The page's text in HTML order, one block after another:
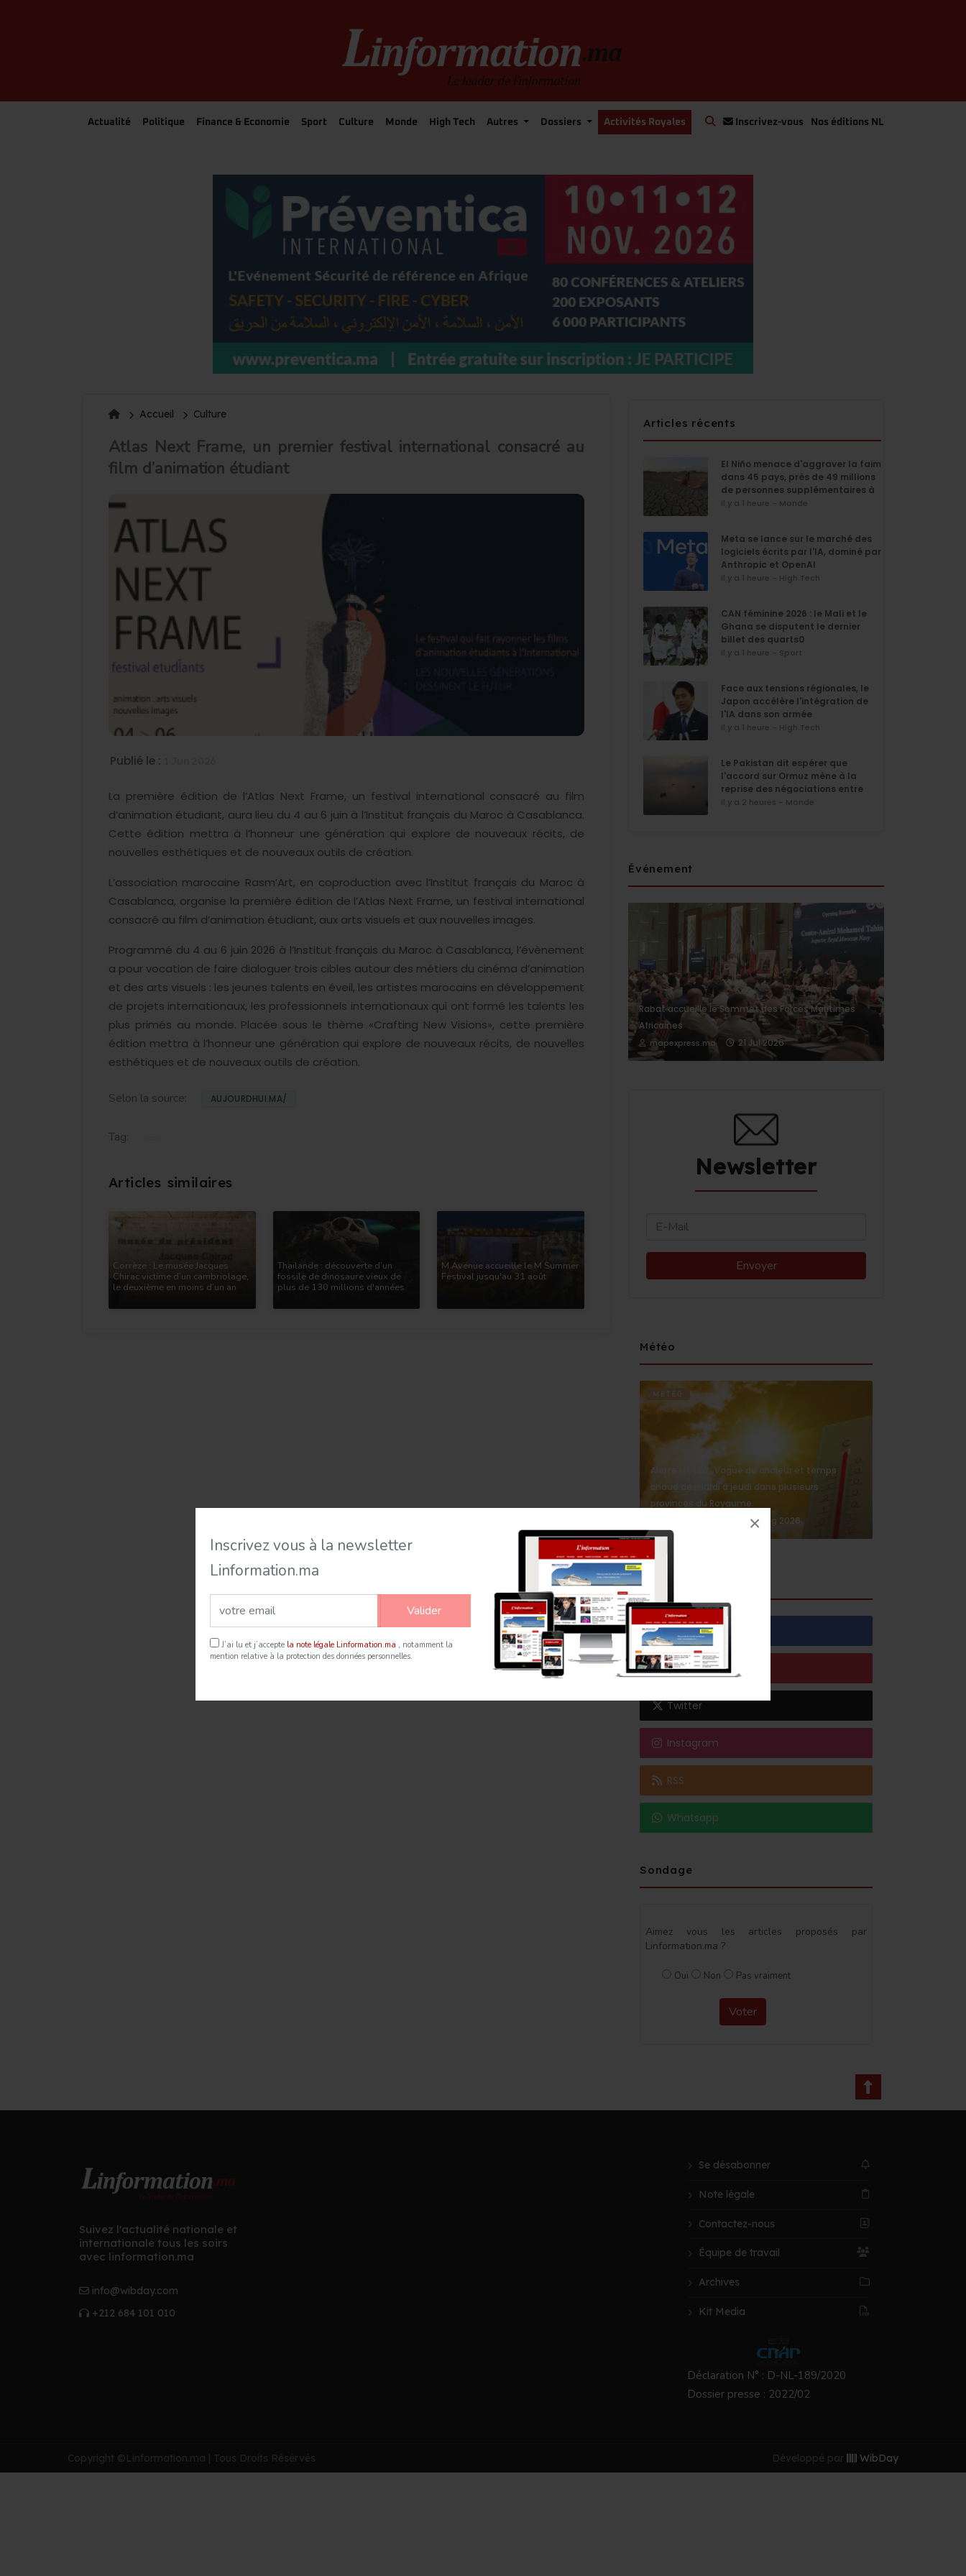
Inscrivez vous à la newsletter
Linformation.ma
Valider
J’ai lu et j’accepte la note légale Linformation.ma , notamment la
mention relative à la protection des données personnelles.
×
Actualité Politique Finance & Economie Sport Culture Monde High Tech Autres Dossiers Activités Royales Inscrivez-vous Nos éditions NL
Accueil Culture
Atlas Next Frame, un premier festival international consacré au
film d’animation étudiant
Publié le :
La première édition de l’Atlas Next Frame, un festival international consacré au film
d’animation étudiant, aura lieu du 4 au 6 juin à l’Institut français du Maroc à Casablanca.
Cette édition mettra à l’honneur une génération qui explore de nouveaux récits, de
nouvelles esthétiques et de nouveaux outils de création.
L’association marocaine Rasm’Art, en coproduction avec l’Institut français du Maroc à
Casablanca, organise la première édition de l’Atlas Next Frame, un festival international
consacré au film d’animation étudiant, aux arts visuels et aux nouvelles images.
Programmé du 4 au 6 juin 2026 à l’Institut français du Maroc à Casablanca, l’évènement
a pour vocation de faire dialoguer trois cibles autour des métiers du cinéma d’animation
et des arts visuels : les jeunes talents en éveil, les artistes marocains en développement
de projets internationaux, les professionnels internationaux qui ont formé les talents les
plus primés au monde. Placée sous le thème «Crafting New Visions», cette première
édition mettra à l’honneur une génération qui explore de nouveaux récits, de nouvelles
esthétiques et de nouveaux outils de création.
Selon la source: AUJOURDHUI.MA/
Tag:
Corrèze : Le musée Jacques
Chirac victime d’un cambriolage,
le deuxième en moins d’un an
Thaïlande : découverte d’un
fossile de dinosaure vieux de
plus de 130 millions d'années
M Avenue accueille le M Summer
Festival jusqu'au 31 août
Articles récents
El Niño menace d'aggraver la faim
dans 45 pays, près de 49 millions
de personnes supplémentaires à
risque
il y a 1 heure - Monde
Meta se lance sur le marché des
logiciels écrits par l'IA, dominé par
Anthropic et OpenAI
il y a 1 heure - High Tech
CAN féminine 2026 : le Mali et le
Ghana se disputent le dernier
billet des quarts0
il y a 1 heure - Sport
Face aux tensions régionales, le
Japon accélère l'intégration de
l'IA dans son armée
il y a 1 heure - High Tech
Le Pakistan dit espérer que
l'accord sur Ormuz mène à la
reprise des négociations entre
Iran et Etats-Unis
il y a 2 heures - Monde
Événement
Rabat accueille le Sommet des Forces Maritimes
Africaines
mapexpress.ma 21 Jul 2026
Newsletter
Météo
METÉO
Alerte Météo : Vague de chaleur et temps
chaud de mardi à jeudi dans plusieurs
provinces du Royaume
4 Aug 2026
Social media
Facebook
Youtube
Twitter
Instagram
RSS
Whatsapp
Sondage
Aimez vous les articles proposés par
Linformation.ma ?
Oui Non Pas vraiment
Voter
Suivez l'actualité nationale et
internationale tous les soirs
avec linformation.ma
info@wibday.com
+212 684 101 010
Se désabonner
Note légale
Contactez-nous
Équipe de travail
Archives
Kit Media
Déclaration N° : D-NL-189/2020
Dossier presse : 2022/02
Copyright ©Linformation.ma | Tous Droits Résérvés Développé par WibDay